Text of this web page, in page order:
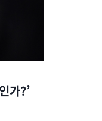
가?’